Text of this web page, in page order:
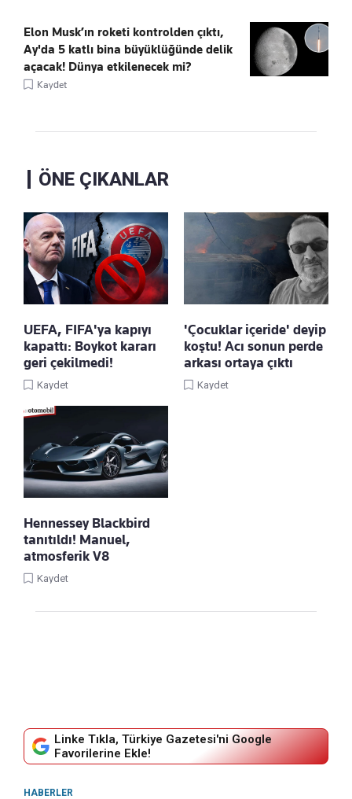
Elon Musk’ın roketi kontrolden çıktı,
Ay'da 5 katlı bina büyüklüğünde delik
açacak! Dünya etkilenecek mi?
Kaydet
ÖNE ÇIKANLAR
UEFA, FIFA'ya kapıyı
kapattı: Boykot kararı
geri çekilmedi!
Kaydet
'Çocuklar içeride' deyip
koştu! Acı sonun perde
arkası ortaya çıktı
Kaydet
Hennessey Blackbird
tanıtıldı! Manuel,
atmosferik V8
Kaydet
Linke Tıkla, Türkiye Gazetesi'ni Google
Favorilerine Ekle!
HABERLER